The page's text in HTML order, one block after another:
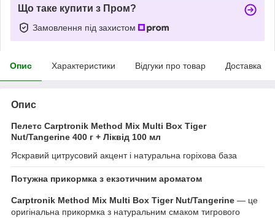
Що таке купити з Пром?
Замовлення під захистом
Опис Характеристики Відгуки про товар Доставка
Опис
Пелетс Carptronik Method Mix Multi Box Tiger
Nut/Tangerine 400 г + Ліквід 100 мл
Яскравий цитрусовий акцент і натуральна горіхова база
Потужна прикормка з екзотичним ароматом
Carptronik Method Mix Multi Box Tiger Nut/Tangerine — це
оригінальна прикормка з натуральним смаком тигрового